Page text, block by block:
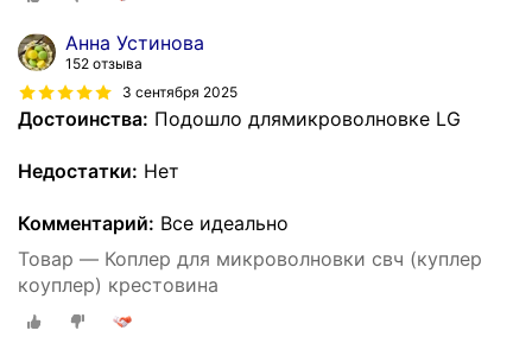
Анна Устинова
152 отзыва
3 сентября 2025
Достоинства: Подошло длямикроволновке LG
Недостатки: Нет
Комментарий: Все идеально
Товар — Коплер для микроволновки свч (куплер
коуплер) крестовина